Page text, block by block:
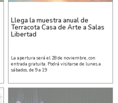
Llega la muestra anual de
Terracota Casa de Arte a Salas
Libertad
La apertura será el 28 de noviembre, con
entrada gratuita. Podrá visitarse de lunes a
sábados, de 9 a 19